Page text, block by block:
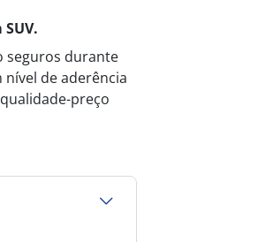
seguros durante
de aderência
preço